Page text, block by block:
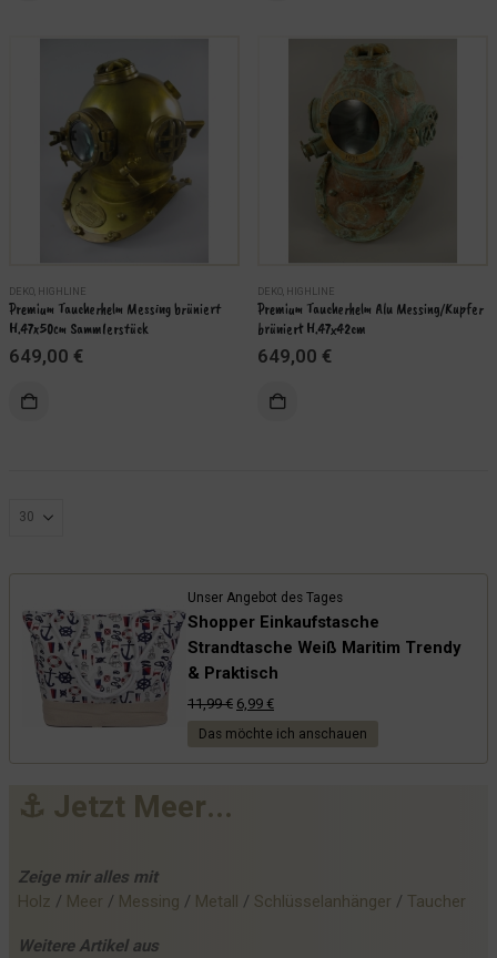
DEKO, HIGHLINE
Premium Taucherhelm Messing brüniert
H.47x50cm Sammlerstück
649,00 €
DEKO, HIGHLINE
Premium Taucherhelm Alu Messing/Kupfer
brüniert H.47x42cm
649,00 €
Unser Angebot des Tages
Shopper Einkaufstasche
Strandtasche Weiß Maritim Trendy
& Praktisch
11,99€ Ursprünglicher
Preis
6,99 €Aktueller
Preis
Das möchte ich anschauen
⚓ Jetzt Meer...
Zeige mir alles mit
Holz / Meer / Messing / Metall / Schlüsselanhänger / Taucher
Weitere Artikel aus